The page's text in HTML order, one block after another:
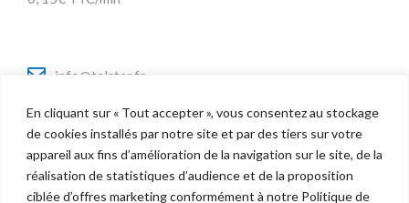
En cliquant sur « Tout accepter », vous consentez au stockage
de cookies installés par notre site et par des tiers sur votre
appareil aux fins d’amélioration de la navigation sur le site, de la
réalisation de statistiques d’audience et de la proposition
ciblée d’offres marketing conformément à notre Politique de
info@telstar.fr
Twitter
Facebook